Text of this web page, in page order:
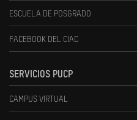
ESCUELA DE POSGRADO
FACEBOOK DEL CIAC
SERVICIOS PUCP
CAMPUS VIRTUAL